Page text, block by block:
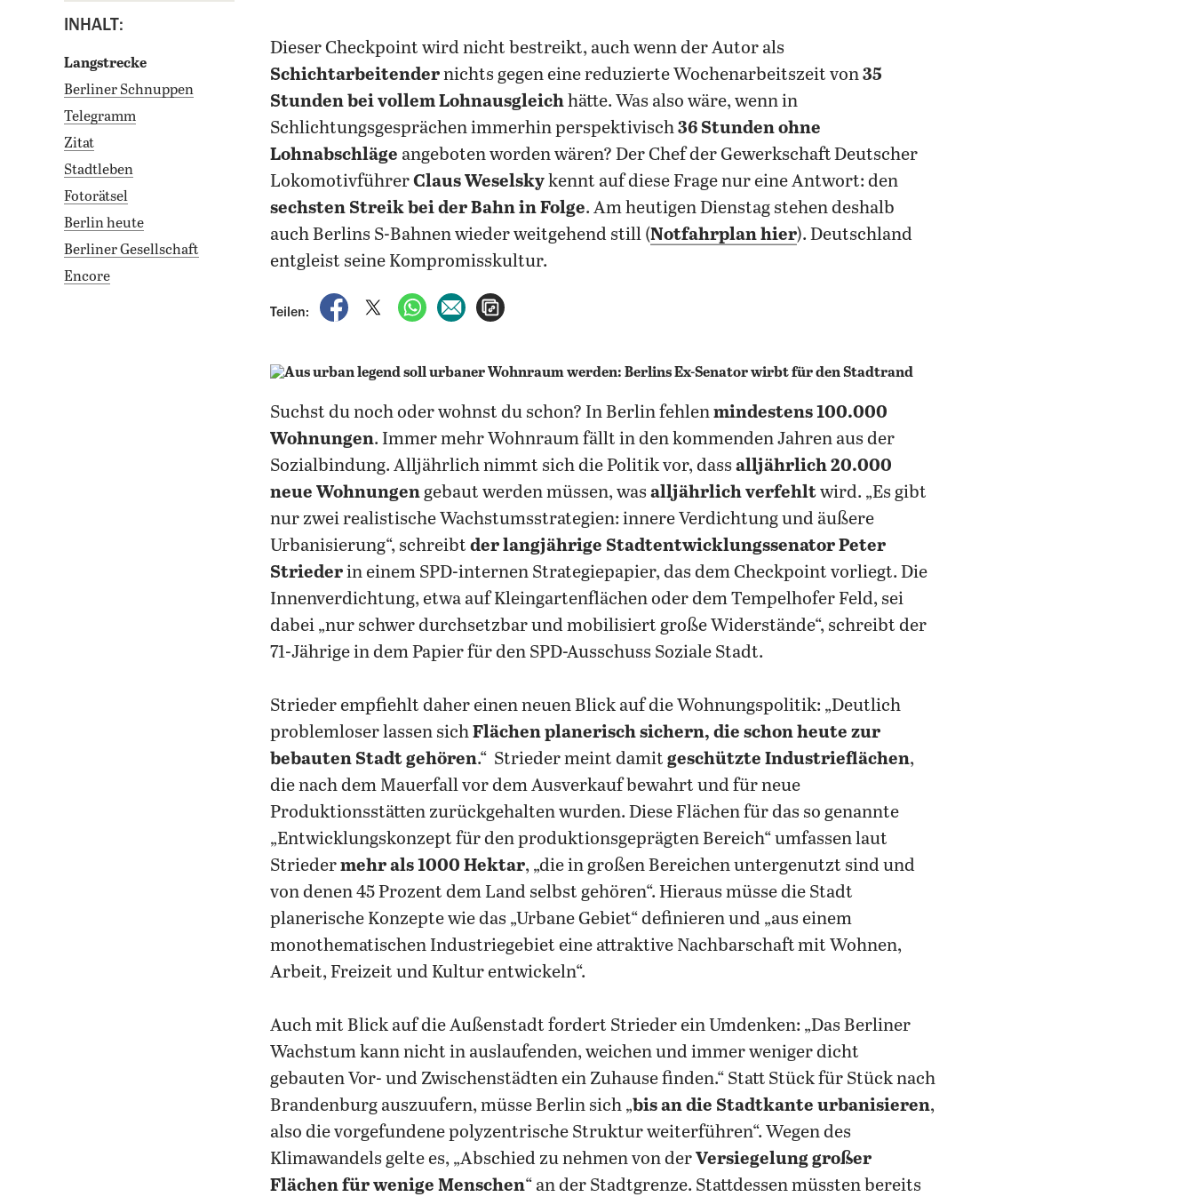
INHALT:
Langstrecke
Berliner Schnuppen
Telegramm
Zitat
Stadtleben
Fotorätsel
Berlin heute
Berliner Gesellschaft
Encore
dieser Checkpoint wird nicht bestreikt, auch wenn der Autor als
Schichtarbeitendernichts gegen eine reduzierte Wochenarbeitszeit von35
Stunden bei vollem Lohnausgleichhätte. Was also wäre, wenn in
Schlichtungsgesprächen immerhin perspektivisch36 Stunden ohne
Lohnabschläge angeboten worden wären? Der Chef der Gewerkschaft Deutscher
LokomotivführerClaus Weselskykennt auf diese Frage nur eine Antwort: den
sechsten Streik bei der Bahn in Folge. Am heutigen Dienstag stehen deshalb
auch Berlins S-Bahnen wieder weitgehend still (Notfahrplan hier). Deutschland
entgleist seine Kompromisskultur.
Teilen:
auf Facebook teilen
auf X teilenper WhatsApp teilen
per E-Mail teilen
Suchst du noch oder wohnst du schon? In Berlin fehlenmindestens 100.000
Wohnungen. Immer mehr Wohnraum fällt in den kommenden Jahren aus der
Sozialbindung. Alljährlich nimmt sich die Politik vor, dassalljährlich 20.000
neue Wohnungen gebaut werden müssen, wasalljährlich verfehltwird. „Es gibt
nur zwei realistische Wachstumsstrategien: innere Verdichtung und äußere
Urbanisierung“, schreibt der langjährige Stadtentwicklungssenator Peter
Striederin einem SPD-internen Strategiepapier, das dem Checkpoint vorliegt. Die
Innenverdichtung, etwa auf Kleingartenflächen oder dem Tempelhofer Feld, sei
dabei „nur schwer durchsetzbar und mobilisiert große Widerstände“, schreibt der
71-Jährige in dem Papier für den SPD-Ausschuss Soziale Stadt.
Strieder empfiehlt daher einen neuen Blick auf die Wohnungspolitik: „Deutlich
problemloser lassen sichFlächen planerisch sichern, die schon heute zur
bebauten Stadt gehören.“ Strieder meint damit geschützte Industrieflächen,
die nach dem Mauerfall vor dem Ausverkauf bewahrt und für neue
Produktionsstätten zurückgehalten wurden. Diese Flächen für das so genannte
„Entwicklungskonzept für den produktionsgeprägten Bereich“ umfassen laut
Striedermehr als 1000 Hektar, „die in großen Bereichen untergenutzt sind und
von denen 45 Prozent dem Land selbst gehören“. Hieraus müsse die Stadt
planerische Konzepte wie das „Urbane Gebiet“ definieren und „aus einem
monothematischen Industriegebiet eine attraktive Nachbarschaft mit Wohnen,
Arbeit, Freizeit und Kultur entwickeln“.
Auch mit Blick auf die Außenstadt fordert Strieder ein Umdenken: „Das Berliner
Wachstum kann nicht in auslaufenden, weichen und immer weniger dicht
gebauten Vor- und Zwischenstädten ein Zuhause finden.“ Statt Stück für Stück nach
Brandenburg auszuufern, müsse Berlin sich „bis an die Stadtkante urbanisieren,
also die vorgefundene polyzentrische Struktur weiterführen“. Wegen des
Klimawandels gelte es, „Abschied zu nehmen von derVersiegelung großer
Flächen für wenige Menschen“ an der Stadtgrenze. Stattdessen müssten bereits